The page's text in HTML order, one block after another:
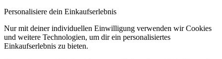
Personalisiere dein Einkaufserlebnis
Nur mit deiner individuellen Einwilligung verwenden wir Cookies
und weitere Technologien, um dir ein personalisiertes
Einkaufserlebnis zu bieten.